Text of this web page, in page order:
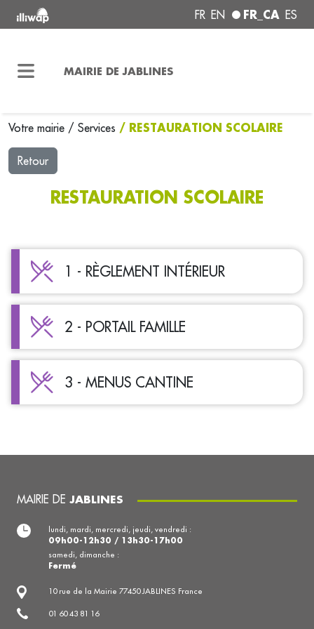
FR EN FR_CA ES
MAIRIE DE JABLINES
Votre mairie / Services / RESTAURATION SCOLAIRE
Retour
RESTAURATION SCOLAIRE
1 - RÈGLEMENT INTÉRIEUR
2 - PORTAIL FAMILLE
3 - MENUS CANTINE
MAIRIE DE JABLINES
10 rue de la Mairie 77450 JABLINES France
01 60 43 81 16
lundi, mardi, mercredi, jeudi, vendredi :
09h00-12h30 / 13h30-17h00
samedi, dimanche :
Fermé